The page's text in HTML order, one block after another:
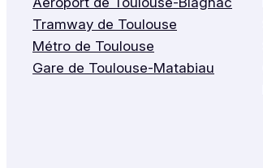
Tramway de Toulouse
Métro de Toulouse
Gare de Toulouse-Matabiau